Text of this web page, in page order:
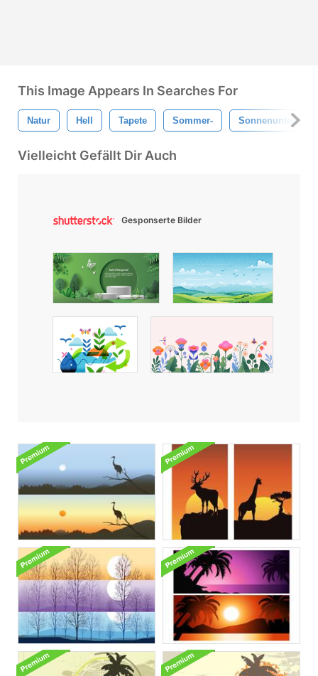
This Image Appears In Searches For
Natur Hell Tapete Sommer- Sonnenuntergang
Vielleicht Gefällt Dir Auch
Gesponserte Bilder